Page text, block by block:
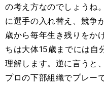
の考え方なのでしょうね
に選手の入れ替え、競争
歳から毎年生き残りをか
ちは大体15歳までには自
理解します。逆に言うと
プロの下部組織でプレー